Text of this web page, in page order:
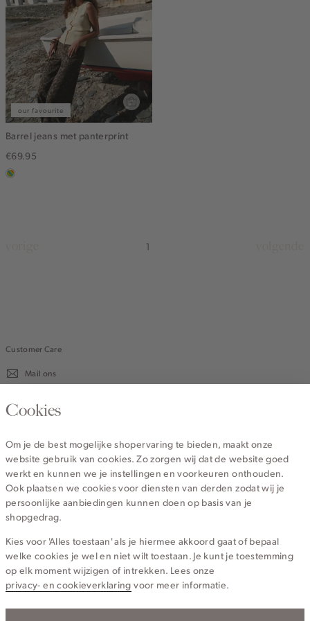
our favourite
Barrel jeans met panterprint
€69.95
meerkleurig
1
Customer Care
Mail ons
020 - 3412 670
Service
Wij zijn Cotton Club
Topcategorieën voor jou
Cookies
Om je de best mogelijke shopervaring te bieden, maakt onze
website gebruik van cookies. Zo zorgen wij dat de website goed
werkt en kunnen we je instellingen en voorkeuren onthouden.
Ook plaatsen we cookies voor diensten van derden zodat wij je
persoonlijke aanbiedingen kunnen doen op basis van je
shopgedrag.
Kies voor 'Alles toestaan' als je hiermee akkoord gaat of bepaal
welke cookies je wel en niet wilt toestaan. Je kunt je toestemming
op elk moment wijzigen of intrekken. Lees onze
privacy- en cookieverklaring voor meer informatie.